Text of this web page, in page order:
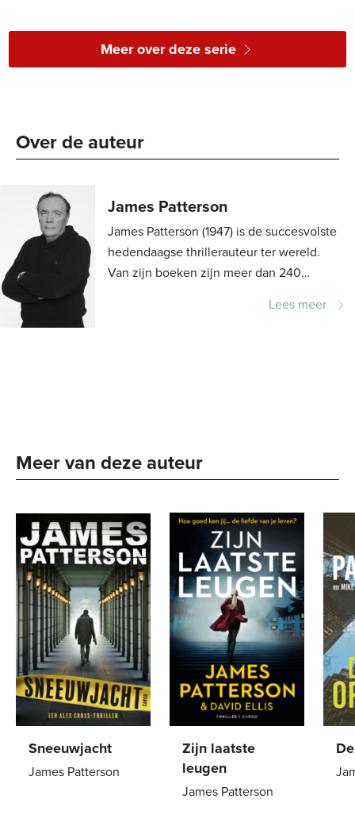
Meer over deze serie
Over de auteur
James Patterson
James Patterson (1947) is de succesvolste
hedendaagse thrillerauteur ter wereld.
Van zijn boeken zijn meer dan 240
de zeer succesvolle thrillerreeksen Alex...
Lees meer
Meer van deze auteur
Sneeuwjacht
James Patterson
Zijn laatste
leugen
James Patterson